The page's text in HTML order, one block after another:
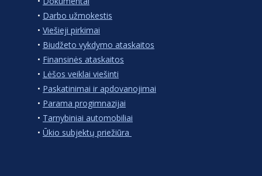
• Darbo užmokestis
• Viešieji pirkimai
• Biudžeto vykdymo ataskaitos
• Finansinės ataskaitos
• Lėšos veiklai viešinti
• Paskatinimai ir apdovanojimai
• Parama progimnazijai
• Tarnybiniai automobiliai
• Ūkio subjektų priežiūra